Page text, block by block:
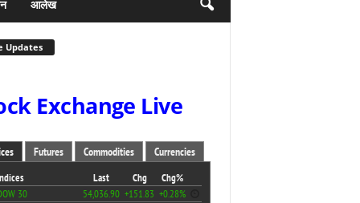
आलेख
Updates
Exchange Live